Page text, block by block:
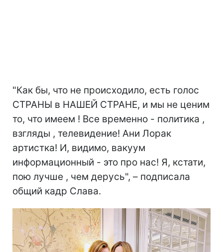
"Как бы, что не происходило, есть голос
СТРАНЫ в НАШЕЙ СТРАНЕ, и мы не ценим
то, что имеем ! Все временно - политика ,
взгляды , телевидение! Ани Лорак
артистка! И, видимо, вакуум
информационный - это про нас! Я, кстати,
пою лучше , чем дерусь", – подписала
общий кадр Слава.